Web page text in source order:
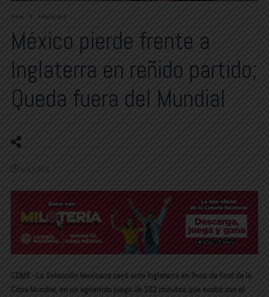
Home Internacional
México pierde frente a
Inglaterra en reñido partido;
Queda fuera del Mundial
julio 5, 2026
CDMX.- La Selección Mexicana cayó ante Inglaterra en 8vos de final de la
Copa Mundial, en un aguerrido juego de 102 minutos que acabó con el